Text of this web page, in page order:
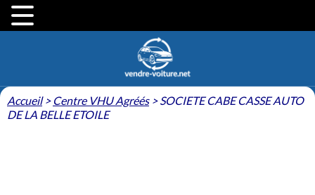
Accueil> Centre VHU Agréés>SOCIETE CABE CASSE AUTO
DE LA BELLE ETOILE